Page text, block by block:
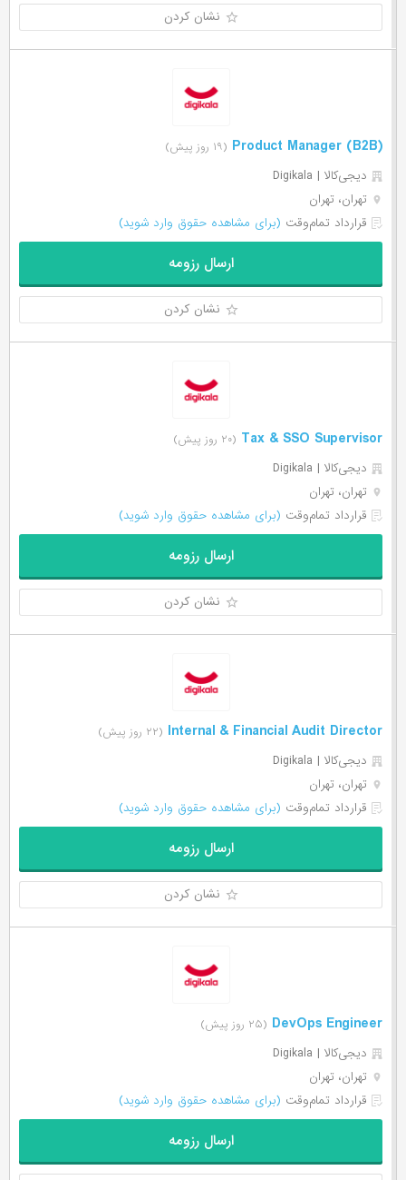
نشان کردن
Product Manager (B2B) (۱۹ روز پیش)
دیجی‌‌کالا | Digikala
تهران، تهران
قرارداد تمام‌وقت (برای مشاهده حقوق وارد شوید)
ارسال رزومه
نشان کردن
Tax & SSO Supervisor (۲۰ روز پیش)
دیجی‌‌کالا | Digikala
تهران، تهران
قرارداد تمام‌وقت (برای مشاهده حقوق وارد شوید)
ارسال رزومه
نشان کردن
Internal & Financial Audit Director (۲۲ روز پیش)
دیجی‌‌کالا | Digikala
تهران، تهران
قرارداد تمام‌وقت (برای مشاهده حقوق وارد شوید)
ارسال رزومه
نشان کردن
DevOps Engineer (۲۵ روز پیش)
دیجی‌‌کالا | Digikala
تهران، تهران
قرارداد تمام‌وقت (برای مشاهده حقوق وارد شوید)
ارسال رزومه